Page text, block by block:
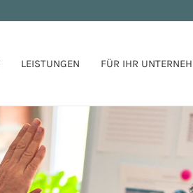
LEISTUNGEN FÜR IHR